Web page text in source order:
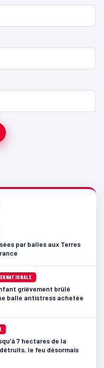
par balles aux Terres
grièvement brûlé
balle antistress achetée
7 hectares de la
le feu désormais